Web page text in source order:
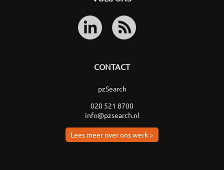
CONTACT
pzSearch
020 521 8700
info@pzsearch.nl
Lees meer over ons werk >